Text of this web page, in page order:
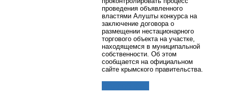
проведения объявленного
властями Алушты конкурса на
заключение договора о
размещении нестационарного
торгового объекта на участке,
находящемся в муниципальной
собственности. Об этом
сообщается на официальном
сайте крымского правительства.